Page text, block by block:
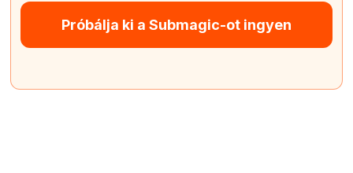
Próbálja ki a Submagic-ot ingyen